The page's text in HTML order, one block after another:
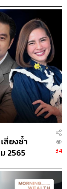
สี่ยงซ้ำ
2565
34